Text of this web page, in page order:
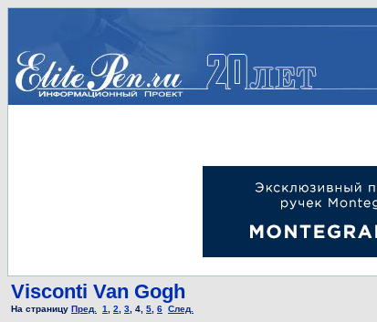
Visconti Van Gogh
На страницу Пред. 1 2 3 4 5 6 След.